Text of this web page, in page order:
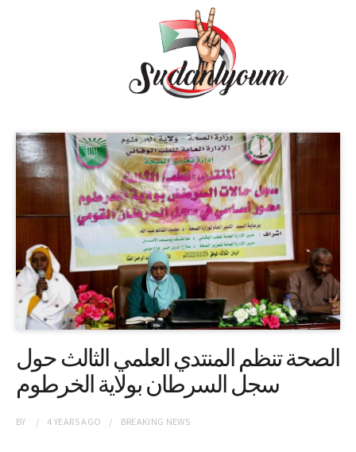
الصحة تنظم المنتدي العلمي الثالث حول
سجل السرطان بولاية الخرطوم
BY 4 YEARSAGO BREAKING NEWS